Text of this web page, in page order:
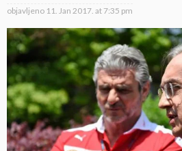
objavljeno 11. Jan 2017. at 7:35 pm